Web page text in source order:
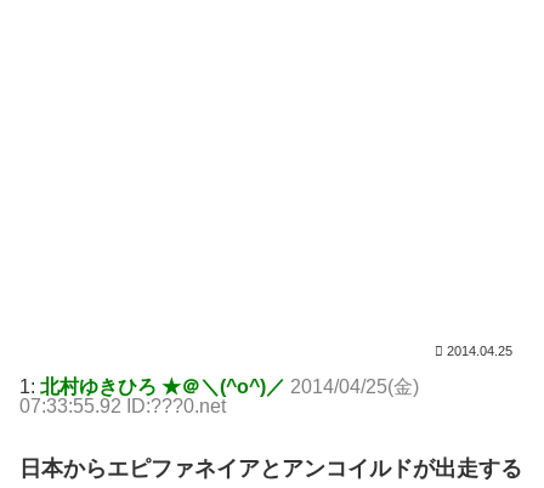
2014.04.25
1: 北村ゆきひろ ★＠＼(^o^)／ 2014/04/25(金)
07:33:55.92 ID:???0.net
日本からエピファネイアとアンコイルドが出走する